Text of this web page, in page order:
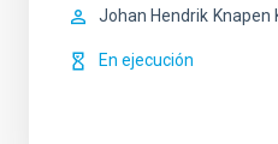
Johan Hendrik Knapen
En ejecución